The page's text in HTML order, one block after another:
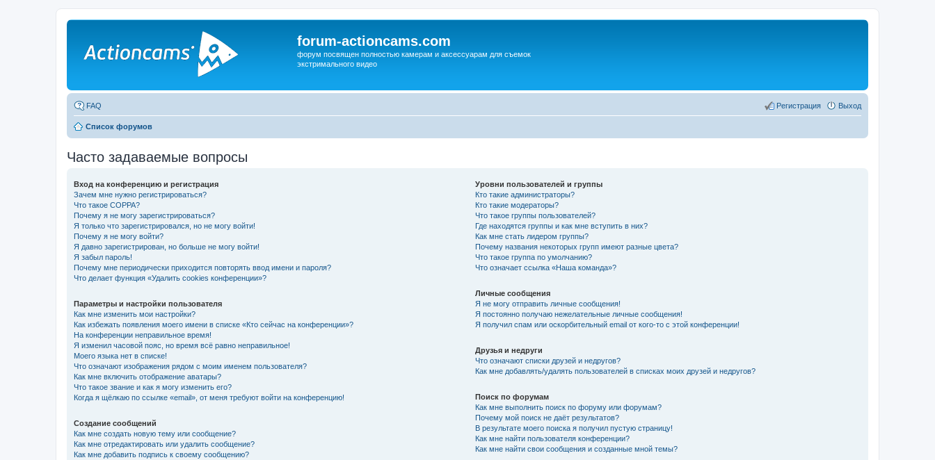
forum-actioncams.com
форум посвящен полностью камерам и аксессуарам для съемок
экстримального видео
FAQ Выход
Регистрация
Список форумов
Часто задаваемые вопросы
Вход на конференцию и регистрация
Зачем мне нужно регистрироваться?
Что такое COPPA?
Почему я не могу зарегистрироваться?
Я только что зарегистрировался, но не могу войти!
Почему я не могу войти?
Я давно зарегистрирован, но больше не могу войти!
Я забыл пароль!
Почему мне периодически приходится повторять ввод имени и пароля?
Что делает функция «Удалить cookies конференции»?
Параметры и настройки пользователя
Как мне изменить мои настройки?
Как избежать появления моего имени в списке «Кто сейчас на конференции»?
На конференции неправильное время!
Я изменил часовой пояс, но время всё равно неправильное!
Моего языка нет в списке!
Что означают изображения рядом с моим именем пользователя?
Как мне включить отображение аватары?
Что такое звание и как я могу изменить его?
Когда я щёлкаю по ссылке «email», от меня требуют войти на конференцию!
Создание сообщений
Как мне создать новую тему или сообщение?
Как мне отредактировать или удалить сообщение?
Как мне добавить подпись к своему сообщению?
Уровни пользователей и группы
Кто такие администраторы?
Кто такие модераторы?
Что такое группы пользователей?
Где находятся группы и как мне вступить в них?
Как мне стать лидером группы?
Почему названия некоторых групп имеют разные цвета?
Что такое группа по умолчанию?
Что означает ссылка «Наша команда»?
Личные сообщения
Я не могу отправить личные сообщения!
Я постоянно получаю нежелательные личные сообщения!
Я получил спам или оскорбительный email от кого-то с этой конференции!
Друзья и недруги
Что означают списки друзей и недругов?
Как мне добавлять/удалять пользователей в списках моих друзей и недругов?
Поиск по форумам
Как мне выполнить поиск по форуму или форумам?
Почему мой поиск не даёт результатов?
В результате моего поиска я получил пустую страницу!
Как мне найти пользователя конференции?
Как мне найти свои сообщения и созданные мной темы?